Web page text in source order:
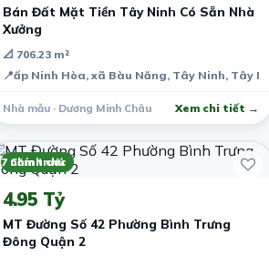
Bán Đất Mặt Tiền Tây Ninh Có Sẵn Nhà
Xưởng
📐 706.23 m²
📍ấp Ninh Hòa, xã Bàu Năng, Tây Ninh, Tây
Nhà mẫu · Dương Minh Châu Xem chi tiết →
Chính chủ
7 năm trước
4.95 Tỷ
MT Đường Số 42 Phường Bình Trưng
Đông Quận 2